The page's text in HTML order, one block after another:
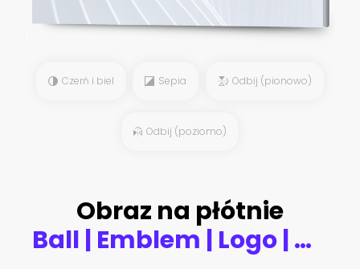
Czerń i biel Sepia Odbij (pionowo)
Odbij (poziomo)
Obraz na płótnie
Ball | Emblem | Logo | Variations #isolated #vector